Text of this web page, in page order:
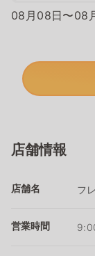
08月08日〜08
店舗情報
店舗名 フ
営業時間